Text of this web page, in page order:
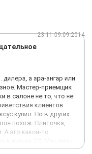
23:11 09.09.2014
а ара-ангар или
Мастер-приемщик
в салоне не то, что не
клиентов.
купил. Но в других
похож. Плиточка,
А это какой-то
к ним на ТО. Машина -
давал ответы типа